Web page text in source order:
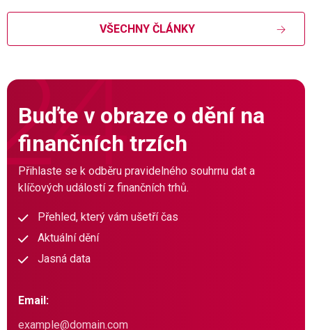
VŠECHNY ČLÁNKY
Buďte v obraze o dění na
finančních trzích
Přihlaste se k odběru pravidelného souhrnu dat a
klíčových událostí z finančních trhů.
Přehled, který vám ušetří čas
Aktuální dění
Jasná data
Email: